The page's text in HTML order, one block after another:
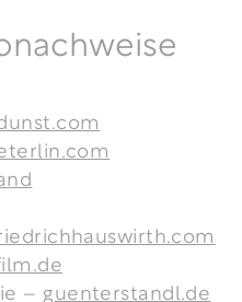
– guenterstandl.de